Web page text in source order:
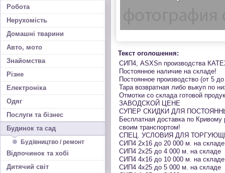
Робота
Нерухомість
Домашні тварини
Авто, мото
Знайомства
Різне
Електроніка
Одяг
Послуги та бізнес
Будинок та сад
Будівництво / ремонт
Відпочинок та хобі
Дитячий світ
Текст оголошення:
СИП4, ASXSn производства
Постоянное наличие на складе!
Постоянное производство (от 5
Тара возвратная либо выкуп по
Отмотки со склада готовой
ЗАВОДСКОЙ ЦЕНЕ
СУПЕР СКИДКИ ДЛЯ
Бесплатная доставка по
своим транспортом!
СПЕЦ. УСЛОВИЯ ДЛЯ
СИП4 2х16 до 20 000 м. на складе
СИП4 2х25 до 4 000 м. на складе
СИП4 4х16 до 10 000 м. на складе
СИП4 4х25 до 5 000 м. на складе